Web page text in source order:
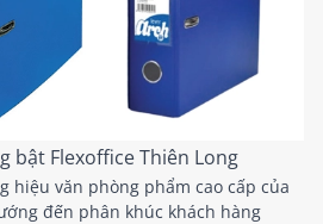
bật Flexoffice Thiên Long
hiệu văn phòng phẩm cao cấp của
đến phân khúc khách hàng